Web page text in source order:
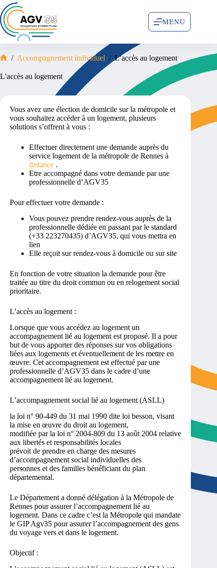
MENU
/ Accompagnement individuel / L’accès au logement
L’accès au logement
Vous avez une élection de domicile sur la métropole et
vous souhaitez accéder à un logement, plusieurs
solutions s’offrent à vous :
Effectuer directement une demande auprès du
service logement de la métropole de Rennes à
distance .
Etre accompagné dans votre demande par une
professionnelle d’AGV35
Pour effectuer votre demande :
Vous pouvez prendre rendez-vous auprès de la
professionnelle dédiée en passant par le standard
(+33 223270435) d’AGV35, qui vous mettra en
lien
Elle reçoit sur rendez-vous à domicile ou sur site
En fonction de votre situation la demande pour être
traitée au titre du droit commun ou en relogement social
prioritaire.
L’accès au logement :
Lorsque que vous accédez au logement un
accompagnement lié au logement est proposé. Il a pour
but de vous apporter des réponses sur vos obligations
liées aux logements et éventuellement de les mettre en
œuvre. Cet accompagnement est effectué par une
professionnelle d’AGV35 dans le cadre d’une
accompagnement lié au logement.
L’accompagnement social lié au logement (ASLL)
la loi n° 90-449 du 31 mai 1990 dite loi besson, visant
la mise en œuvre du droit au logement,
modifiée par la loi n° 2004-809 du 13 août 2004 relative
aux libertés et responsabilités locales
prévoit de prendre en charge des mesures
d’accompagnement social individuelles des
personnes et des familles bénéficiant du plan
départemental.
Le Département a donné délégation à la Métropole de
Rennes pour assurer l’accompagnement lié au
logement. Dans ce cadre c’est la Métropole qui mandate
le GIP Agv35 pour assurer l’accompagnement des gens
du voyage vers et dans le logement.
Objectif :